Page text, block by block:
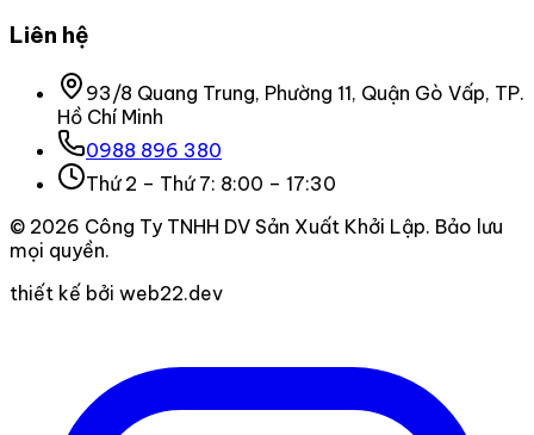
Liên hệ
93/8 Quang Trung, Phường 11, Quận Gò Vấp, TP.
Hồ Chí Minh
0988 896 380
Thứ 2 – Thứ 7: 8:00 – 17:30
© 2026 Công Ty TNHH DV Sản Xuất Khởi Lập. Bảo lưu
mọi quyền.
thiết kế bởi web22.dev